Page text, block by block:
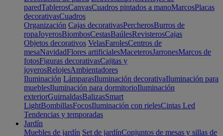
paredTablerosCanvasCuadros pintados a manoMarcosPlacas
decorativasCuadros
Organización Cajas decorativasPercherosBurros de
ropaJoyerosBiombosCestasBaúlesRevisterosCajas
Objetos decorativos VelasFarolesCentros de
mesaNavidadFlores artificialesMaceterosJarronesMarcos de
fotosFiguras decorativasCajitas y
joyerosRelojesAmbientadores
Iluminación LámparasIluminación decorativaIluminación para
mueblesIluminación para dormitorioIluminación
exteriorGuirnaldasBalizasSmart
LightBombillasFocosIluminación con rielesCintas Led
Tendencias y temporadas
Jardín
Muebles de jardín Set de jardínConjuntos de mesas y sillas de